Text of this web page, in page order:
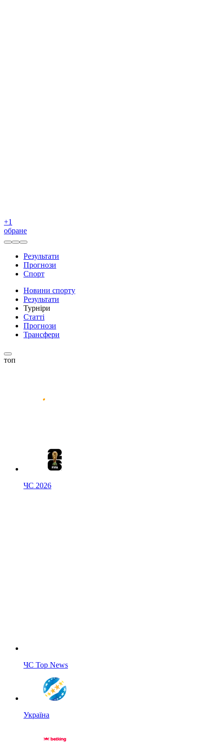
+1
обране
Результати
Прогнози
Спорт
Новини спорту
Результати
Турніри
Статті
Прогнози
Трансфери
топ
ЧС 2026
ЧС Top News
Україна